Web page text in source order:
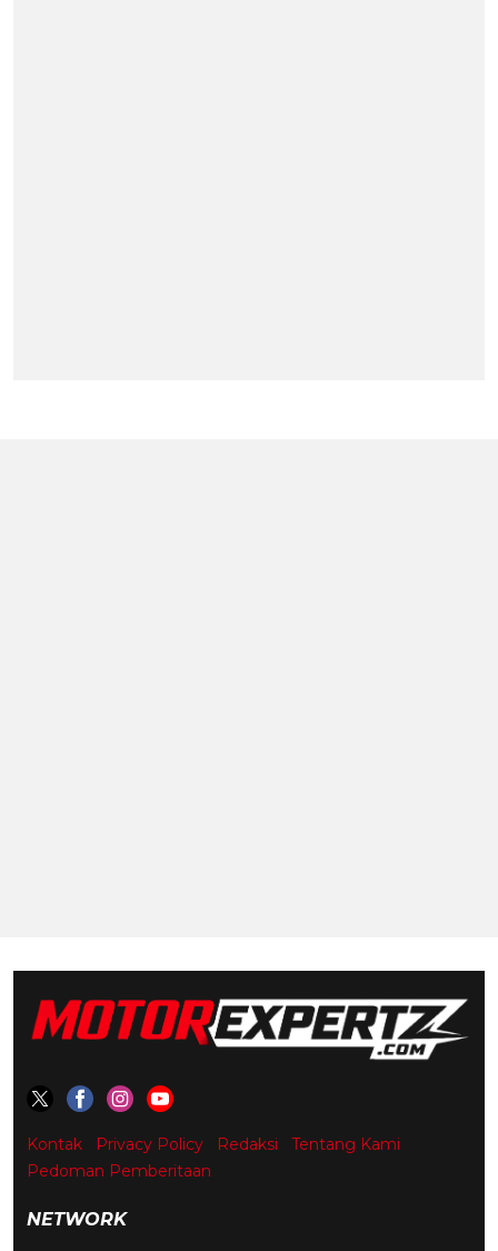
Kontak Privacy Policy Redaksi
Tentang Kami
Pedoman Pemberitaan
NETWORK